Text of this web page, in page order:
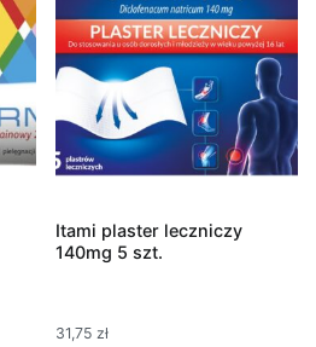
Itami plaster leczniczy
140mg 5 szt.
31,75 zł